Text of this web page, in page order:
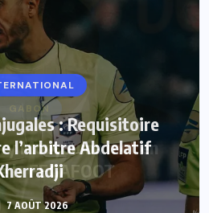
: Requisitoire
l’arbitre Abdelatif
7 AOÛT 2026